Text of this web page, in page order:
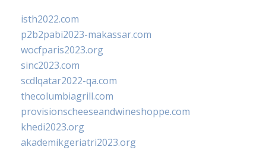
isth2022.com
p2b2pabi2023-makassar.com
wocfparis2023.org
sinc2023.com
scdlqatar2022-qa.com
thecolumbiagrill.com
provisionscheeseandwineshoppe.com
khedi2023.org
akademikgeriatri2023.org